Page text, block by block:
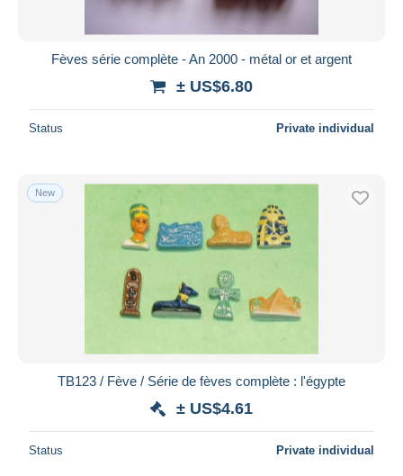
Fèves série complète - An 2000 - métal or et argent
± US$6.80
Status Private individual
New
TB123 / Fève / Série de fèves complète : l'égypte
± US$4.61
Status Private individual